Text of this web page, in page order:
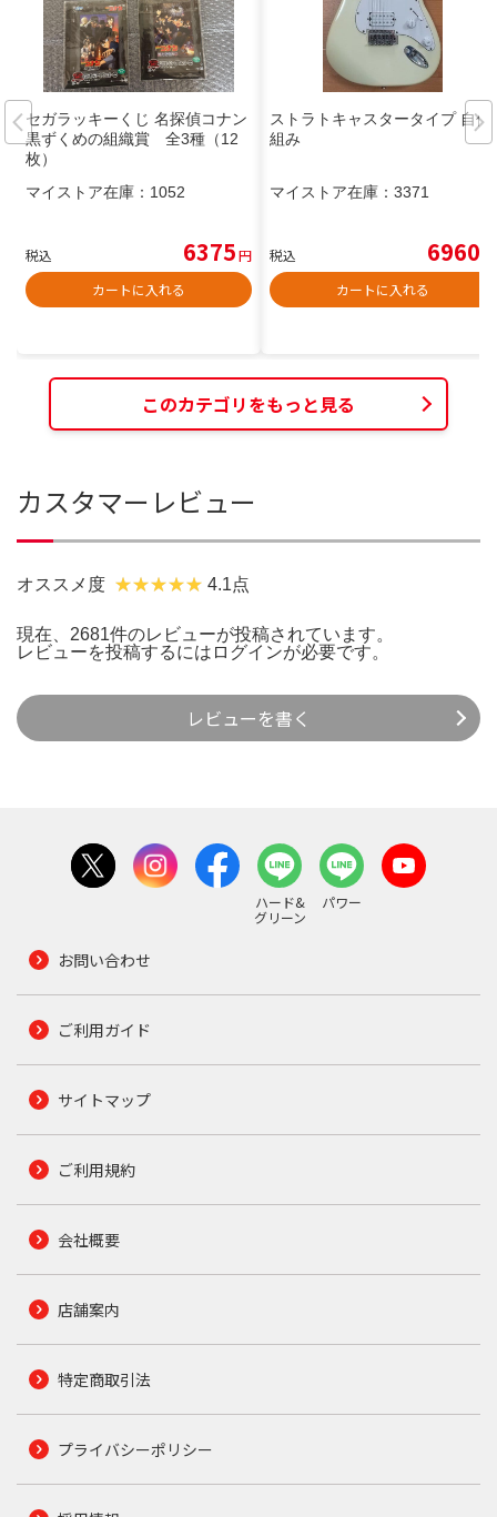
セガラッキーくじ 名探偵コナン
黒ずくめの組織賞 全3種（12
枚）
マイストア在庫： 1052
税込 6375円
カートに入れる
ストラトキャスタータイプ 自作
組み
マイストア在庫： 3371
税込 6960
カートに入れる
このカテゴリをもっと見る
カスタマーレビュー
オススメ度 4.1点
現在、2681件のレビューが投稿されています。
レビューを投稿するには ログインが必要です。
レビューを書く
ハード&
グリーン
パワー
お問い合わせ
ご利用ガイド
サイトマップ
ご利用規約
会社概要
店舗案内
特定商取引法
プライバシーポリシー